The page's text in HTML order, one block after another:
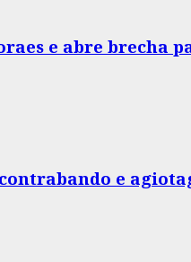
e abre brecha
e